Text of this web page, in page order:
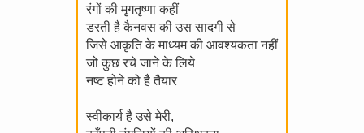
रंगों की मृगतृष्णा कहीं
डरती है कैनवस की उस सादगी से
जिसे आकृति के माध्यम की आवश्यकता नहीं
जो कुछ रचे जाने के लिये
नष्ट होने को है तैयार
स्वीकार्य है उसे मेरी,